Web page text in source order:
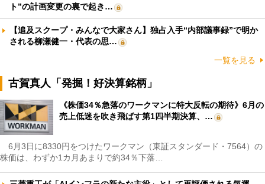
ト”の計画変更の裏で起き…
【追及スクープ・みんなで大家さん】独占入手“内部議事録”で明か
される柳瀬健一・代表の思…
一覧を見る
古賀真人「発掘！好決算銘柄」
《株価34％急落のワークマンに特大反転の期待》6月の
売上低迷を吹き飛ばす第1四半期決算、…
6月3日に8330円をつけたワークマン（東証スタンダード・7564）の
株価は、わずか1カ月あまりで約34％下落…